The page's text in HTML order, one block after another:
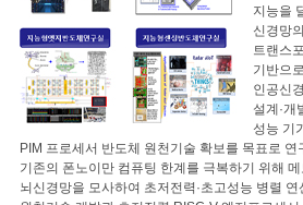
지능을
신경망
트랜스
기반으
인공신
설계·개
성능 기
PIM 프로세서 반도체 원천기술 확보를 목표로
기존의 폰노이만 컴퓨팅 한계를 극복하기 위해
뇌신경망을 모사하여 초저전력·초고성능 병렬